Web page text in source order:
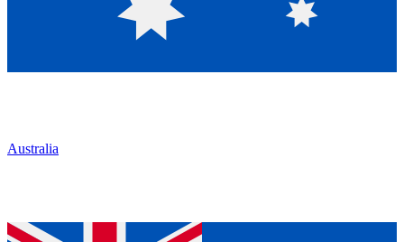
Australia